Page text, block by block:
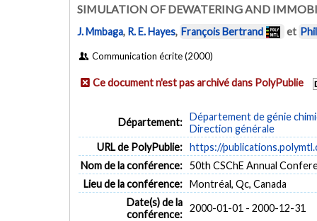
SIMULATION OF DEWATERING AND
J. Mmbaga, R. E. Hayes, François Bertrand et
Communication écrite (2000)
Ce document n'est pas archivé dans PolyPublie
Département: Département de génie
Direction générale
URL de PolyPublie: https://
Nom de la conférence: 50th CSChE Annual
Lieu de la conférence: Montréal, Qc, Canada
Date(s) de la
conférence:
2000-01-01 - 2000-12-31